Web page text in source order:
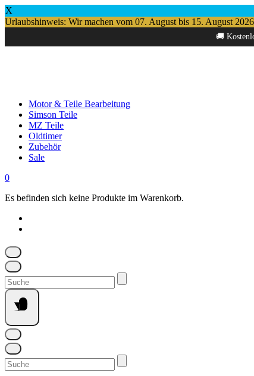
X
Urlaubshinweis: Wir machen vom 07. August bis 15. August
🚚
Motor & Teile Bearbeitung
Simson Teile
MZ Teile
Oldtimer
Zubehör
Sale
0
Es befinden sich keine Produkte im Warenkorb.
Suchen
nach:
Suchen
nach: